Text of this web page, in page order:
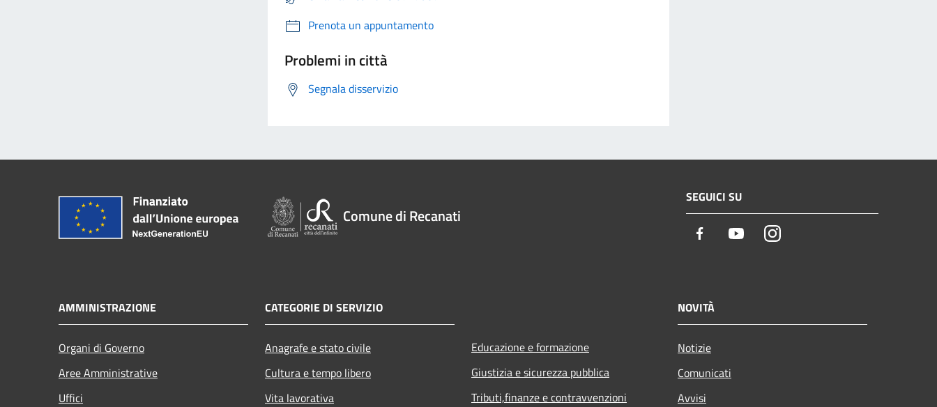
Prenota un appuntamento
Problemi in città
Segnala disservizio
Comune di Recanati
SEGUICI SU
Facebook YoutubeInstagram
AMMINISTRAZIONE
Organi di Governo
Aree Amministrative
Uffici
CATEGORIE DI SERVIZIO
Anagrafe e stato civile
Cultura e tempo libero
Vita lavorativa
Educazione e formazione
Giustizia e sicurezza pubblica
Tributi,finanze e contravvenzioni
NOVITÀ
Notizie
Comunicati
Avvisi